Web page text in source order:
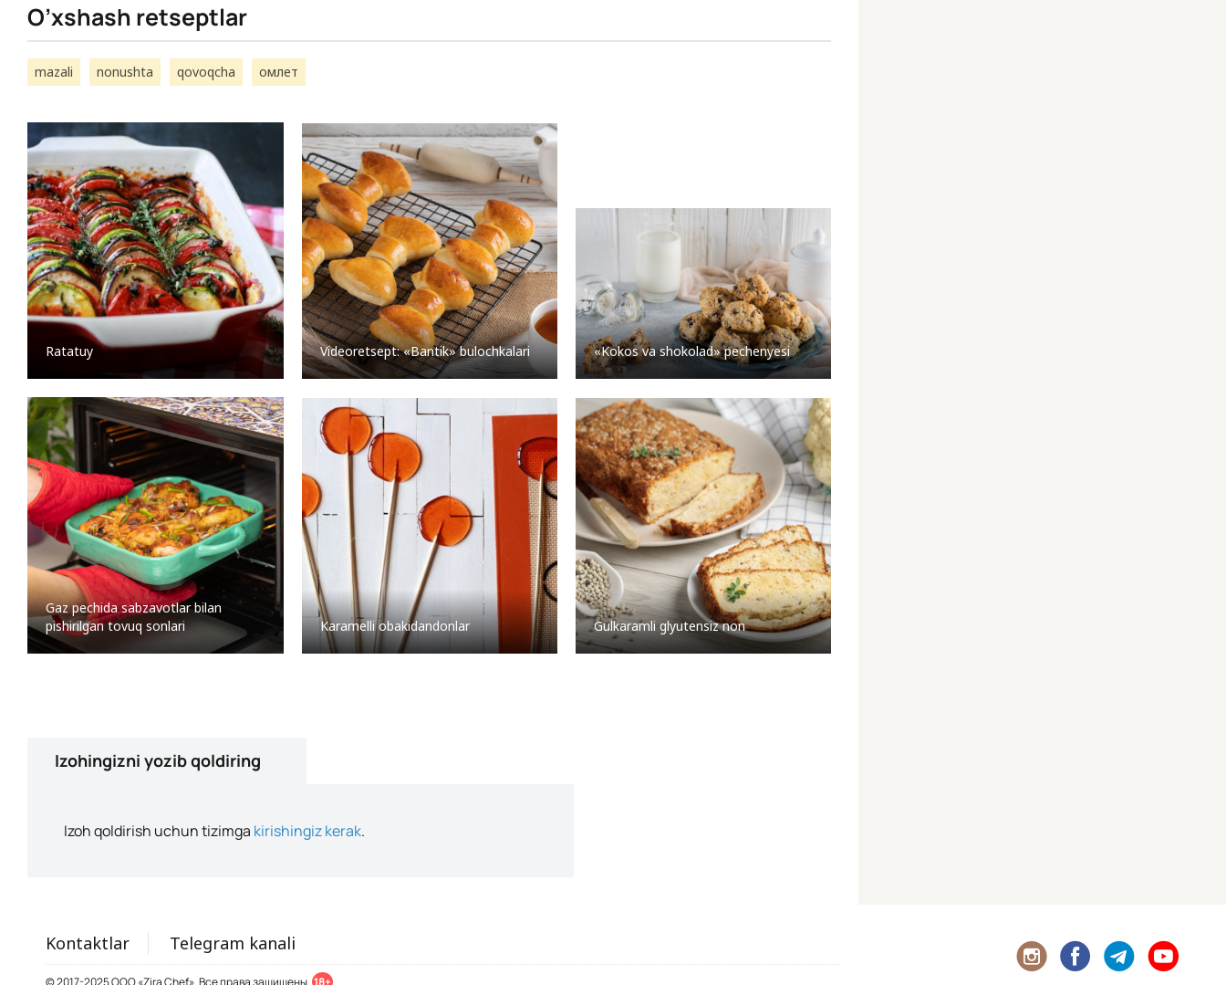
O’xshash retseptlar
mazali nonushta qovoqcha омлет
Ratatuy Videoretsept: «Bantik» bulochkalari «Kokos va shokolad» pechenyesi
Gaz pechida sabzavotlar bilan
pishirilgan tovuq sonlari
Karamelli obakidandonlar Gulkaramli glyutensiz non
Izohingizni yozib qoldiring
Izoh qoldirish uchun tizimga kirishingiz kerak.
Kontaktlar Telegram kanali
© 2017-2025 ООО «Zira Chef». Все права защищены. 18+